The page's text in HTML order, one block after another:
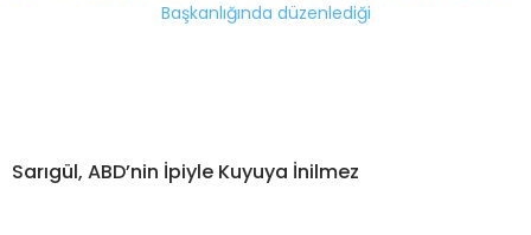
Sarıgül, ABD’nin İpiyle Kuyuya İnilmez